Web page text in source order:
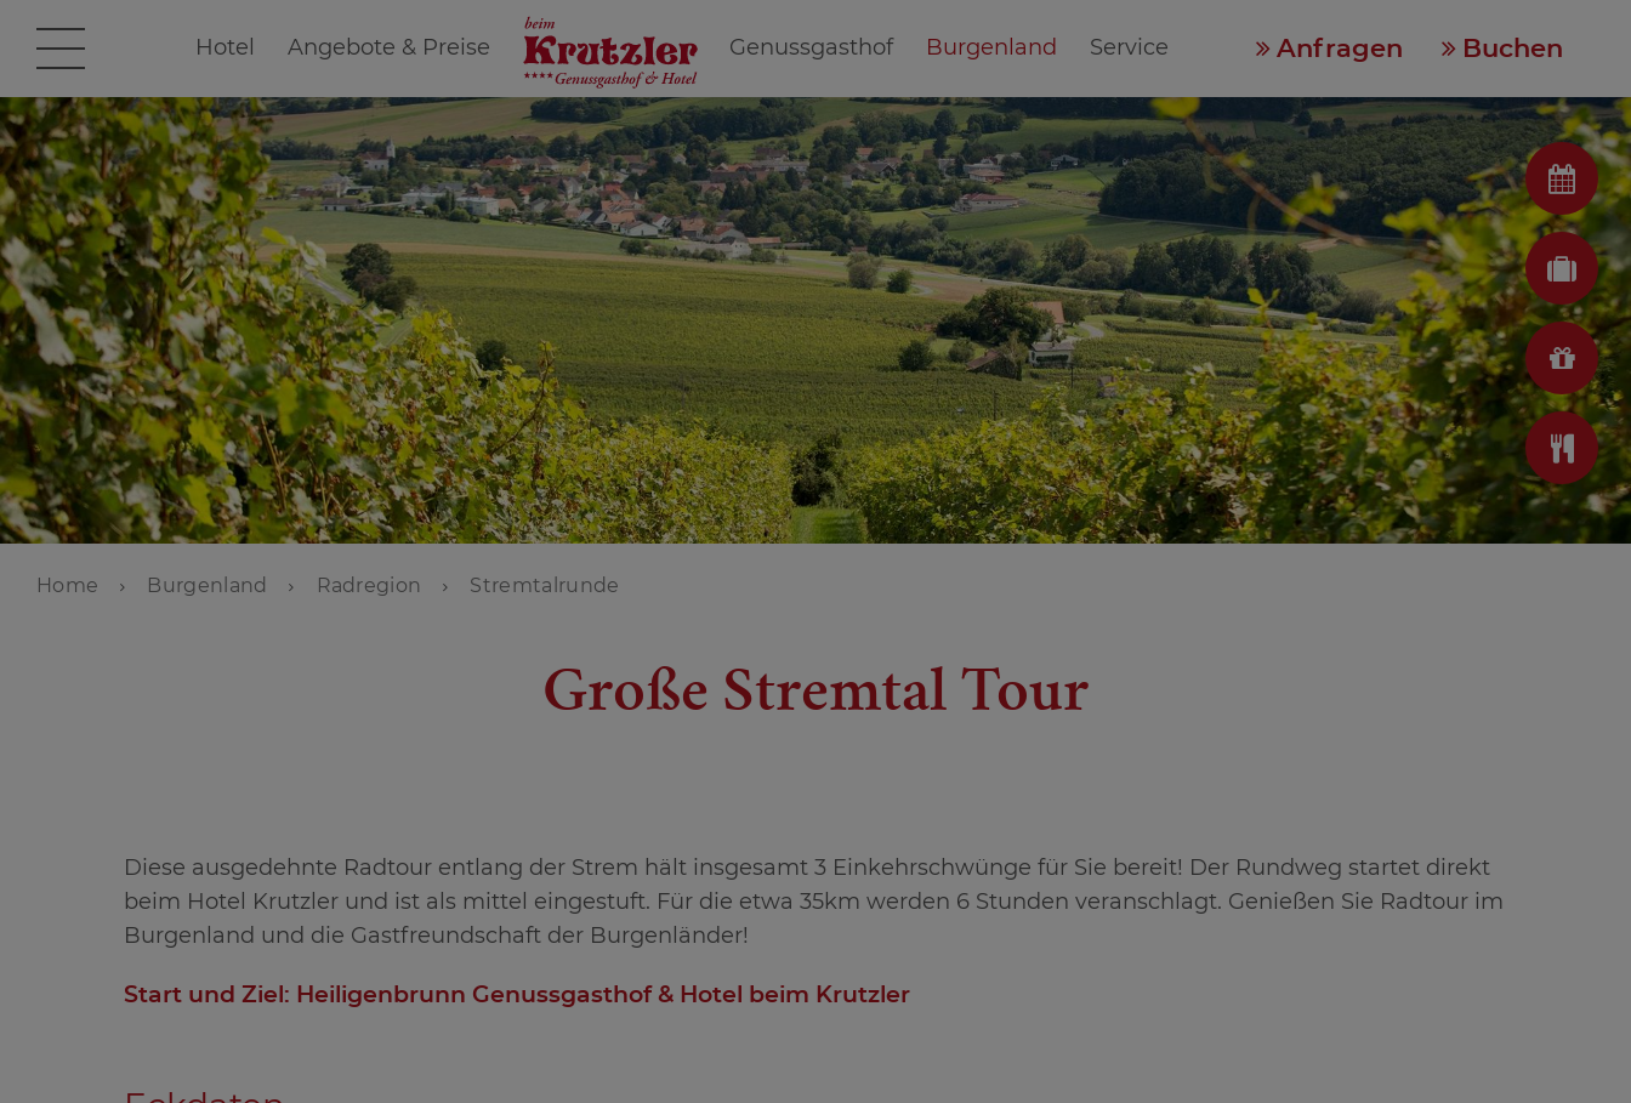
Hotel Angebote & Preise Genussgasthof Burgenland Service
Home Burgenland Radregion Stremtalrunde
Große Stremtal Tour
Diese ausgedehnte Radtour entlang der Strem hält insgesamt 3 Einkehrschwünge für Sie bereit! Der Rundweg startet direkt
beim Hotel Krutzler und ist als mittel eingestuft. Für die etwa 35km werden 6 Stunden veranschlagt. Genießen Sie Radtour im
Burgenland und die Gastfreundschaft der Burgenländer!
Start und Ziel: Heiligenbrunn Genussgasthof & Hotel beim Krutzler
Anfragen Buchen



